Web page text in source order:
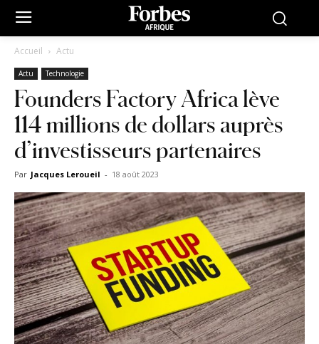
Accueil Actu
Actu Technologie
Founders Factory Africa lève
114 millions de dollars auprès
d’investisseurs partenaires
Par Jacques Leroueil - 18 août 2023